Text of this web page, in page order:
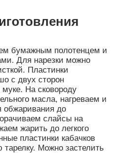
бумажным полотенцем и
Для нарезки можно
Пластинки
с двух сторон
На сковороду
масла, нагреваем и
до
слайсы на
жарить до легкого
пластинки кабачков
Можно застелить